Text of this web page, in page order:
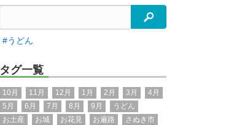
検索
#うどん
タグ一覧
10月 11月 12月 1月 2月 3月
4月
5月
6月 7月 8月 9月
うどん
お土産
お城 お花見 お遍路
さぬき市